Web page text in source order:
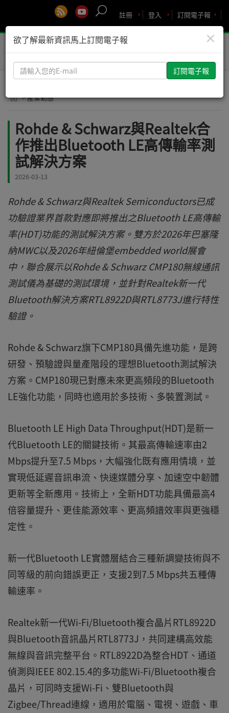
訂閱電子報
登入
註冊
Toggle
> 產業動態
Rohde & Schwarz與Realtek合
作推出Bluetooth LE高傳輸率測
試解決方案
2026-03-13
Rohde & Schwarz與Realtek Semiconductors已成
功驗證業界首款對應即將推出之Bluetooth LE高傳輸
率(HDT)功能的測試解決方案。雙方於2026年巴塞隆
納MWC以及2026年紐倫堡embedded world展會
中，聯合展示以Rohde & Schwarz CMP180無線通訊
測試儀為基礎的測試環境，並針對Realtek新一代
Bluetooth解決方案RTL8922D與RTL8773J進行特性
驗證。
Rohde & Schwarz旗下CMP180具備先進功能，是跨
研發、預驗證與量產階段的理想Bluetooth測試解決
方案。CMP180現已對應未來更高頻段的Bluetooth
LE強化功能，同時也適用於多技術、多裝置測試。
Bluetooth LE High Data Throughput(HDT)是新一
代Bluetooth LE的關鍵技術。其最高傳輸速率由2
Mbps提升至7.5 Mbps，大幅強化既有應用情境，並
實現低延遲音訊串流、快速媒體分享、加速空中韌體
更新等全新應用。技術上，全新HDT功能具備最高4
倍容量提升、更佳能源效率、更高頻譜效率與更強穩
定性。
新一代Bluetooth LE實體層結合三種新調變技術與不
同等級的前向錯誤更正，支援2到7.5 Mbps共五種傳
輸速率。
Realtek新一代Wi‑Fi/Bluetooth複合晶片RTL8922D
與Bluetooth音訊晶片RTL8773J，共同建構高效能
無線與音訊完整平台。RTL8922D為整合HDT、通道
偵測與IEEE 802.15.4的多功能Wi‑Fi/Bluetooth複合
晶片，可同時支援Wi‑Fi、雙Bluetooth與
Zigbee/Thread連線，適用於電腦、電視、遊戲、車
×
欲了解最新資訊馬上訂閱電子報
請
輸
您
E-
mail